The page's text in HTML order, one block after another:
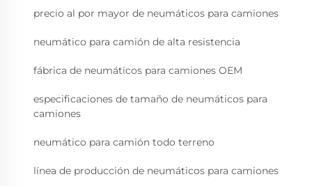
precio al por mayor de neumáticos para camiones
neumático para camión de alta resistencia
fábrica de neumáticos para camiones OEM
especificaciones de tamaño de neumáticos para
camiones
neumático para camión todo terreno
línea de producción de neumáticos para camiones